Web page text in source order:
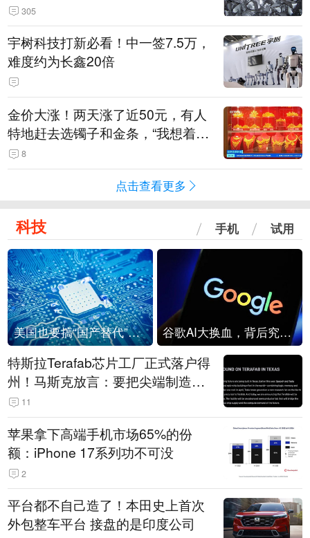
305
宇树科技打新必看！中一签7.5万，
难度约为长鑫20倍
金价大涨！两天涨了近50元，有人
特地赶去选镯子和金条，“我想着买
起来可以保值，小批量进一些货”
8
点击查看更多
科技 手机 试用
美国也要搞“国产替代”？先算清三笔账 谷歌AI大换血，背后究竟发生了什么？
特斯拉Terafab芯片工厂正式落户得
州！马斯克放言：要把尖端制造带
回美国
11
苹果拿下高端手机市场65%的份
额：iPhone 17系列功不可没
2
平台都不自己造了！本田史上首次
外包整车平台 接盘的是印度公司